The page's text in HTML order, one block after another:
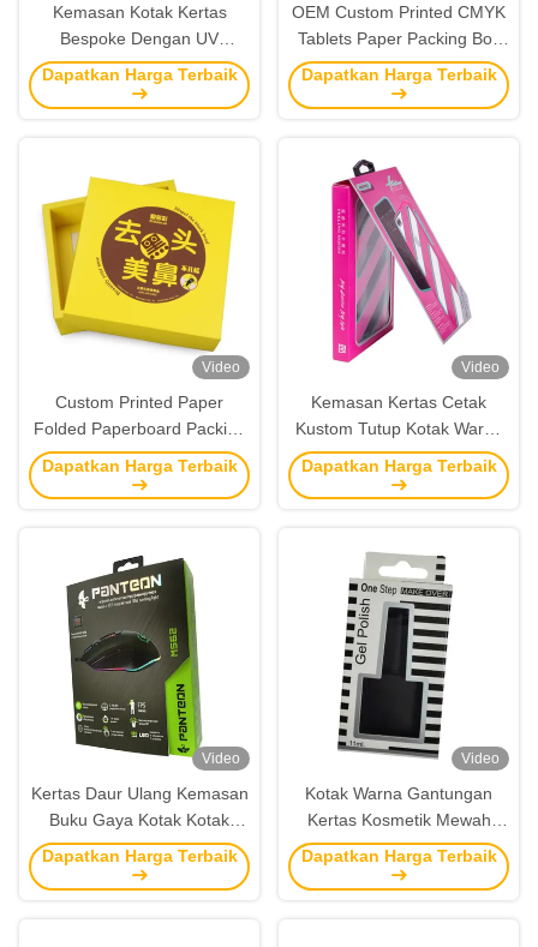
Kemasan Kotak Kertas
Bespoke Dengan UV
Coating Logo Blister Tray
Untuk Earphone
Dapatkan Harga Terbaik
OEM Custom Printed CMYK
Tablets Paper Packing Box
Factory Dengan Logo Timbul
Dapatkan Harga Terbaik
Video
Custom Printed Paper
Folded Paperboard Packing
Box Company Dengan Tutup
Untuk Dijual
Dapatkan Harga Terbaik
Video
Kemasan Kertas Cetak
Kustom Tutup Kotak Warna
Jendela Untuk Casing
Ponsel
Dapatkan Harga Terbaik
Video
Kertas Daur Ulang Kemasan
Buku Gaya Kotak Kotak
Mouse Dengan Logo
Hologram
Dapatkan Harga Terbaik
Video
Kotak Warna Gantungan
Kertas Kosmetik Mewah
Kustom Dengan Pabrik
Jendela
Dapatkan Harga Terbaik